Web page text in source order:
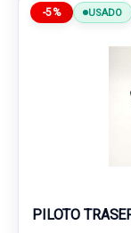
-5% USADO
PILOTO